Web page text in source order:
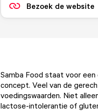
Bezoek de website
Samba Food staat voor
concept. Veel van de
voedingswaarden. Niet
lactose-intolerantie of